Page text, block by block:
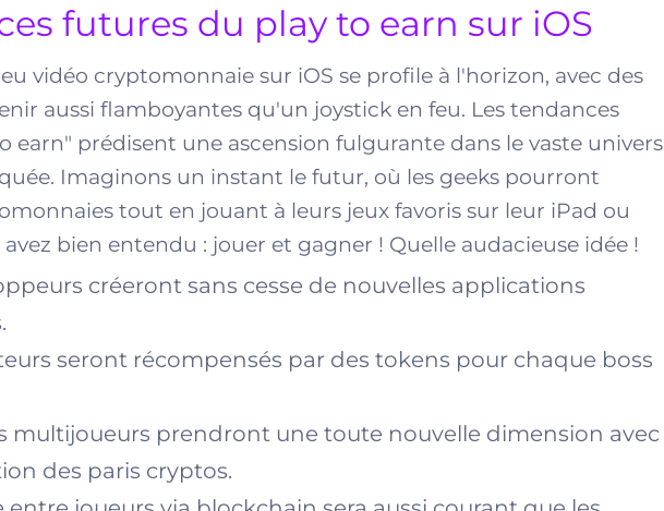
futures du play to earn sur iOS
vidéo cryptomonnaie sur iOS se profile à l'horizon, avec des
aussi flamboyantes qu'un joystick en feu. Les tendances
earn" prédisent une ascension fulgurante dans le vaste univers
Imaginons un instant le futur, où les geeks pourront
tout en jouant à leurs jeux favoris sur leur iPad ou
avez bien entendu : jouer et gagner ! Quelle audacieuse idée !
créeront sans cesse de nouvelles applications
seront récompensés par des tokens pour chaque boss
multijoueurs prendront une toute nouvelle dimension avec
des paris cryptos.